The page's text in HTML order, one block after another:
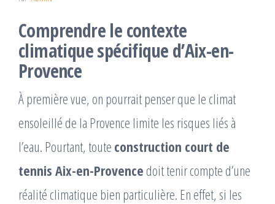
Comprendre le contexte
climatique spécifique d’Aix-en-
Provence
À première vue, on pourrait penser que le climat
ensoleillé de la Provence limite les risques liés à
l’eau. Pourtant, toute construction court de
tennis Aix-en-Provence doit tenir compte d’une
réalité climatique bien particulière. En effet, si les